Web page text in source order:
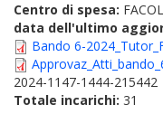
Centro di spesa:
data dell'ultimo
Bando 6-
2024-1147-1444-215442
Totale incarichi: 31